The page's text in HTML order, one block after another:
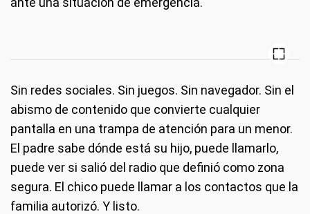
Sin redes sociales. Sin juegos. Sin navegador. Sin el
abismo de contenido que convierte cualquier
pantalla en una trampa de atención para un menor.
El padre sabe dónde está su hijo, puede llamarlo,
puede ver si salió del radio que definió como zona
segura. El chico puede llamar a los contactos que la
familia autorizó. Y listo.